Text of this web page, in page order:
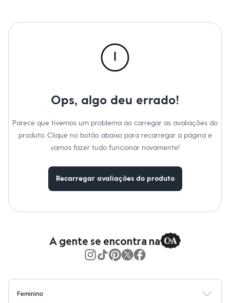
Personagens
Plus size
Dia dos Pais
Inverno
Novidades
Camisetas e Regatas
Jeans
Polos
Bolsas e Mochilas
Chapéus e Bonés
Relógios
Calçados
Botas
Ops, algo deu errado!
Parece que tivemos um problema ao carregar as avaliações do
produto. Clique no botão abaixo para recarregar a página e
vamos fazer tudo funcionar novamente!
Recarregar avaliações do produto
A gente se encontra na
Feminino